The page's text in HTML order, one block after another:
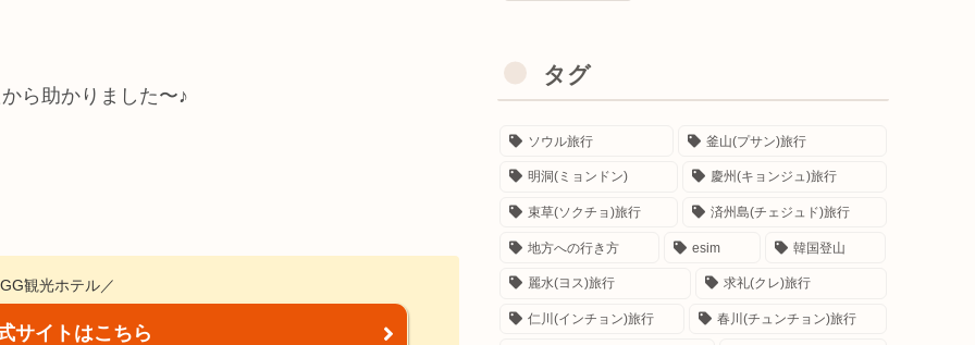
ら助かりました〜♪
観光ホテル／
サイトはこちら
タグ
ソウル旅行 釜山(プサン)旅行
明洞(ミョンドン) 慶州(キョンジュ)旅行
束草(ソクチョ)旅行 済州島(チェジュド)旅行
地方への行き方 esim 韓国登山
麗水(ヨス)旅行 求礼(クレ)旅行
仁川(インチョン)旅行 春川(チュンチョン)旅行